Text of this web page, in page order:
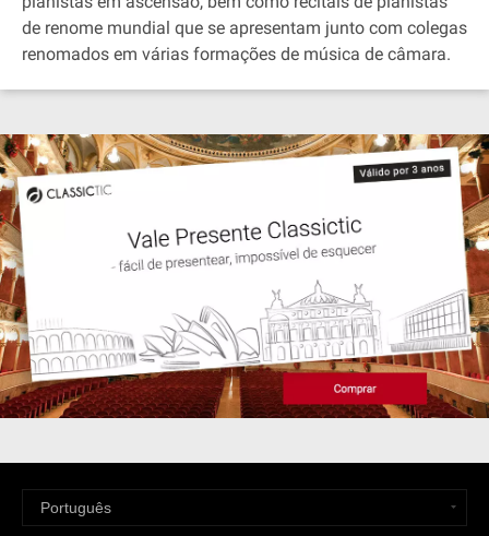
de renome mundial que se apresentam junto com colegas
renomados em várias formações de música de câmara.